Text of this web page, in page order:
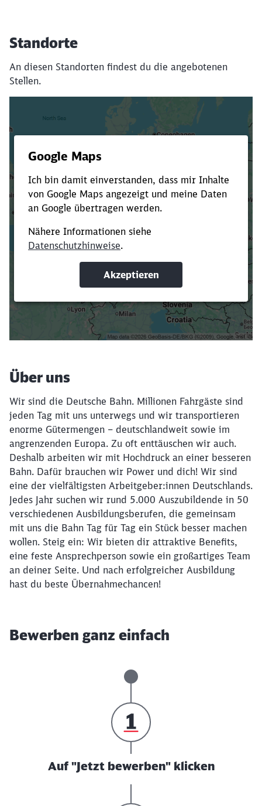
Standorte
An diesen Standorten findest du die angebotenen
Stellen.
Verkürze die Ladezeit, indem du Suchbegriffe
oder Filter hinzufügst.
Suchbegriffe eingeben
Filter setzen
Über uns
Wir sind die Deutsche Bahn. Millionen Fahrgäste sind
jeden Tag mit uns unterwegs und wir transportieren
enorme Gütermengen – deutschlandweit sowie im
angrenzenden Europa. Zu oft enttäuschen wir auch.
Deshalb arbeiten wir mit Hochdruck an einer besseren
Bahn. Dafür brauchen wir Power und dich! Wir sind
eine der vielfältigsten Arbeitgeber:innen Deutschlands.
Jedes Jahr suchen wir rund 5.000 Auszubildende in 50
verschiedenen Ausbildungsberufen, die gemeinsam
mit uns die Bahn Tag für Tag ein Stück besser machen
wollen. Steig ein: Wir bieten dir attraktive Benefits,
eine feste Ansprechperson sowie ein großartiges Team
an deiner Seite. Und nach erfolgreicher Ausbildung
hast du beste Übernahmechancen!
Bewerben ganz einfach
Auf "Jetzt bewerben" klicken